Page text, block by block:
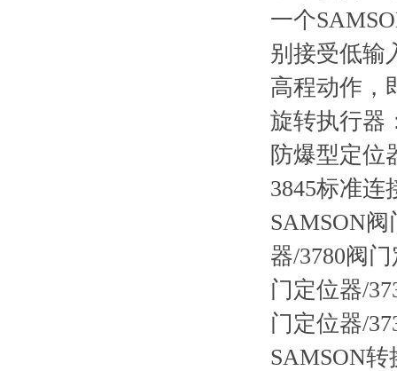
一个
别接受低输
高程动作，
旋转执行器
防爆型定位
3845标准连
SAMSON
器/3780阀
门定位器/
门定位器/
SAMSON